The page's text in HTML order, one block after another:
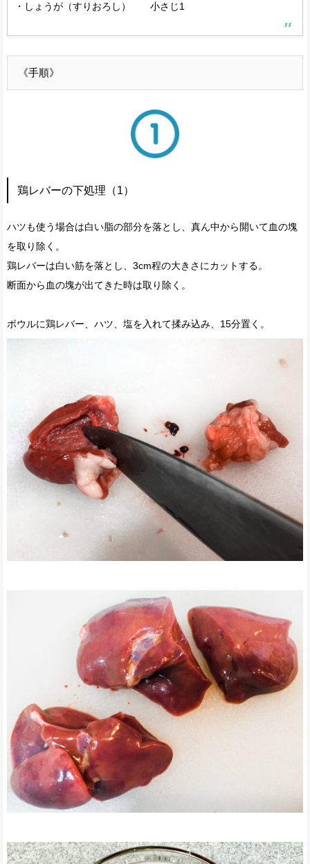
・しょうが（すりおろし） 小さじ1
《手順》
鶏レバーの下処理（1）
ハツも使う場合は白い脂の部分を落とし、真ん中から開いて血の塊
を取り除く。
鶏レバーは白い筋を落とし、3cm程の大きさにカットする。
断面から血の塊が出てきた時は取り除く。
ボウルに鶏レバー、ハツ、塩を入れて揉み込み、15分置く。